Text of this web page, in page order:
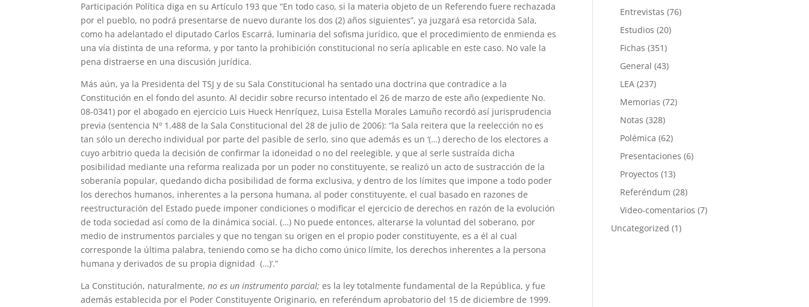
Participación Política diga en su Artículo 193 que “En todo caso, si la materia objeto de un Referendo fuere rechazada
por el pueblo, no podrá presentarse de nuevo durante los dos (2) años siguientes”, ya juzgará esa retorcida Sala,
como ha adelantado el diputado Carlos Escarrá, luminaria del sofisma jurídico, que el procedimiento de enmienda es
una vía distinta de una reforma, y por tanto la prohibición constitucional no sería aplicable en este caso. No vale la
pena distraerse en una discusión jurídica.
Más aún, ya la Presidenta del TSJ y de su Sala Constitucional ha sentado una doctrina que contradice a la
Constitución en el fondo del asunto. Al decidir sobre recurso intentado el 26 de marzo de este año (expediente No.
08-0341) por el abogado en ejercicio Luis Hueck Henríquez, Luisa Estella Morales Lamuño recordó así jurisprudencia
previa (sentencia Nº 1.488 de la Sala Constitucional del 28 de julio de 2006): “la Sala reitera que la reelección no es
tan sólo un derecho individual por parte del pasible de serlo, sino que además es un ‘(…) derecho de los electores a
cuyo arbitrio queda la decisión de confirmar la idoneidad o no del reelegible, y que al serle sustraída dicha
posibilidad mediante una reforma realizada por un poder no constituyente, se realizó un acto de sustracción de la
soberanía popular, quedando dicha posibilidad de forma exclusiva, y dentro de los límites que impone a todo poder
los derechos humanos, inherentes a la persona humana, al poder constituyente, el cual basado en razones de
reestructuración del Estado puede imponer condiciones o modificar el ejercicio de derechos en razón de la evolución
de toda sociedad así como de la dinámica social. (…) No puede entonces, alterarse la voluntad del soberano, por
medio de instrumentos parciales y que no tengan su origen en el propio poder constituyente, es a él al cual
corresponde la última palabra, teniendo como se ha dicho como único límite, los derechos inherentes a la persona
humana y derivados de su propia dignidad (…)’.”
La Constitución, naturalmente,no es un instrumento parcial; es la ley totalmente fundamental de la República, y fue
además establecida por el Poder Constituyente Originario, en referéndum aprobatorio del 15 de diciembre de 1999.
Entrevistas (76)
Estudios (20)
Fichas (351)
General (43)
LEA (237)
Memorias (72)
Notas (328)
Polémica (62)
Presentaciones (6)
Proyectos (13)
Referéndum (28)
Video-comentarios (7)
Uncategorized (1)